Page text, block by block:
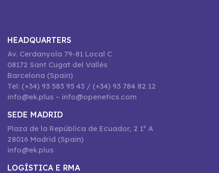
HEADQUARTERS
Av. Cerdanyola 79-81 Local C
08172 Sant Cugat del Vallès
Barcelona (Spain)
Tel: (+34) 93 583 95 43 / (+34) 93 784 82 12
info@ek.plus – info@openetics.com
SEDE MADRID
Plaza de la República de Ecuador, 2 1º A
28016 Madrid (Spain)
info@ek.plus
LOGÍSTICA E RMA